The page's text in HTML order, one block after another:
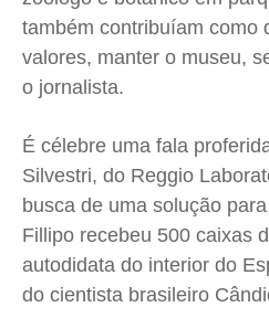
também contribuíam como
valores, manter o museu,
o jornalista.
É célebre uma fala
Silvestri, do Reggio
busca de uma solução
Fillipo recebeu 500 caixas
autodidata do interior do
do cientista brasileiro